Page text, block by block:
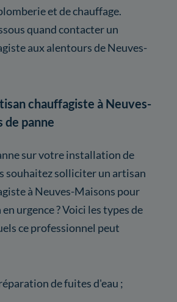
et de chauffage.
quand contacter un
aux alentours de Neuves-
chauffagiste à Neuves-
de panne
sur votre installation de
souhaitez solliciter un artisan
à Neuves-Maisons pour
urgence ? Voici les types de
ce professionnel peut
de fuites d'eau ;